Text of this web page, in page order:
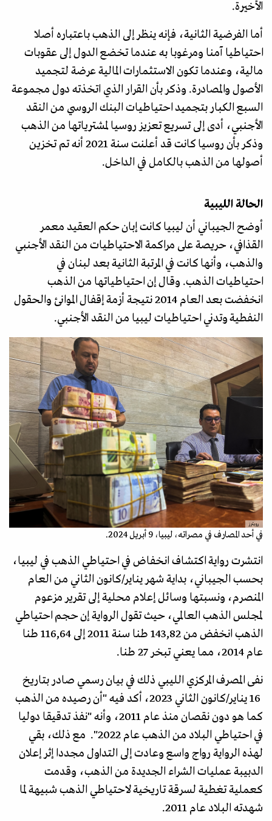
الأخيرة.
أما الفرضية الثانية، فإنه ينظر إلى الذهب باعتباره أصلا
احتياطيا آمنا ومرغوبا به عندما تخضع الدول إلى عقوبات
مالية، وعندما تكون الاستثمارات المالية عرضة لتجميد
الأصول والمصادرة. وذكر بأن القرار الذي اتخذته دول مجموعة
السبع الكبار بتجميد احتياطيات البنك الروسي من النقد
الأجنبي، أدى إلى تسريع تعزيز روسيا لمشترياتها من الذهب
وذكر بأن روسيا كانت قد أعلنت سنة 2021 أنه تم تخزين
أصولها من الذهب بالكامل في الداخل.
الحالة الليبية
أوضح الجيباني أن ليبيا كانت إبان حكم العقيد معمر
القذافي، حريصة على مراكمة الاحتياطيات من النقد الأجنبي
والذهب، وأنها كانت في المرتبة الثانية بعد لبنان في
احتياطيات الذهب. وقال إن احتياطياتها من الذهب
انخفضت بعد العام 2014 نتيجة أزمة إقفال الموانئ والحقول
النفطية وتدني احتياطيات ليبيا من النقد الأجنبي.
رويترز
في أحد المصارف في مصراته، ليبيا، 9 أبريل 2024.
انتشرت رواية اكتشاف انخفاض في احتياطي الذهب في ليبيا،
بحسب الجيباني، بداية شهر يناير/كانون الثاني من العام
المنصرم، ونسبتها وسائل إعلام محلية إلى تقرير مزعوم
لمجلس الذهب العالمي، حيث تقول الرواية إن حجم احتياطي
الذهب انخفض من 143,82 طنا سنة 2011 إلى 116,64 طنا
عام 2014، مما يعني تبخر 27 طنا.
نفى المصرف المركزي الليبي ذلك في بيان رسمي صادر بتاريخ
16 يناير/كانون الثاني 2023، أكد فيه "أن رصيده من الذهب
كما هو دون نقصان منذ عام 2011، وأنه "نفذ تدقيقا دوليا
في احتياطي البلاد من الذهب عام 2022". مع ذلك، بقي
لهذه الرواية رواج واسع وعادت إلى التداول مجددا إثر إعلان
الدبيبة عمليات الشراء الجديدة من الذهب، وقدمت
كعملية تغطية لسرقة تاريخية لاحتياطي الذهب شبيهة لما
شهدته البلاد عام 2011.